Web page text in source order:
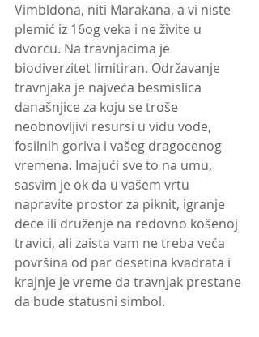
Vimbldona, niti Marakana, a vi niste
plemić iz 16og veka i ne živite u
dvorcu. Na travnjacima je
biodiverzitet limitiran. Održavanje
travnjaka je najveća besmislica
današnjice za koju se troše
neobnovljivi resursi u vidu vode,
fosilnih goriva i vašeg dragocenog
vremena. Imajući sve to na umu,
sasvim je ok da u vašem vrtu
napravite prostor za piknit, igranje
dece ili druženje na redovno košenoj
travici, ali zaista vam ne treba veća
površina od par desetina kvadrata i
krajnje je vreme da travnjak prestane
da bude statusni simbol.